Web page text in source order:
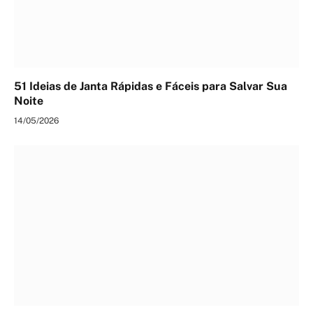
51 Ideias de Janta Rápidas e Fáceis para Salvar Sua
Noite
14/05/2026